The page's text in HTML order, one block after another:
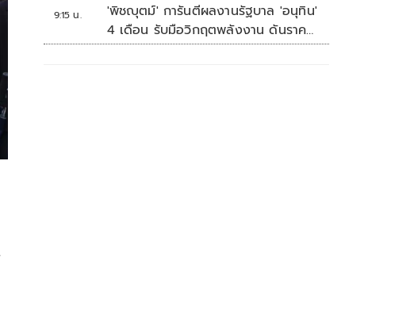
9:15 น.
'พิชญุตม์' การันตีผลงานรัฐบาล 'อนุทิน'
4 เดือน รับมือวิกฤตพลังงาน ดันราคา
ข้าว-ยาง-ปาล์ม พุ่งต่อเนื่อง พร้อมอัด